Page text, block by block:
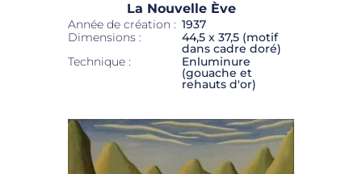
La Nouvelle Ève
Année de création : 1937
Dimensions :
44,5 x 37,5 (motif
dans cadre doré)
Technique :
Enluminure
(gouache et
rehauts d'or)